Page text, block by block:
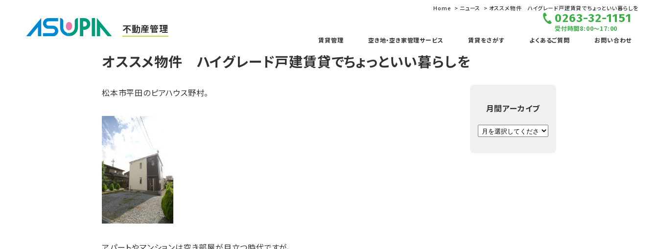
不動産管理
賃貸管理 空き地・空き家管理サービス 賃貸をさがす よくあるご質問 お問い合わせ
0263-32-1151
受付時間8:00～17:00
Home ニュース オススメ物件 ハイグレード戸建賃貸でちょっといい暮らしを
オススメ物件 ハイグレード戸建賃貸でちょっといい暮らしを
松本市平田のピアハウス野村。
月間アーカイブ